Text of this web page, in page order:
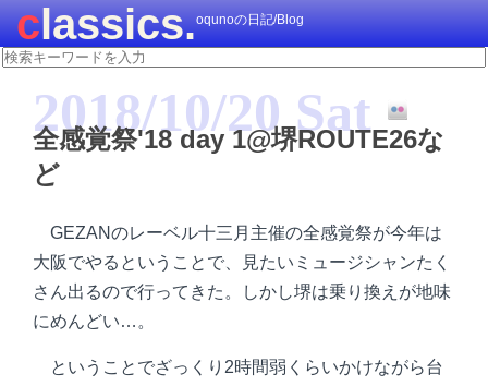
classics.oqunoの日記/Blog
2018/10/20 Sat
全感覚祭'18 day 1@堺ROUTE26な
ど
GEZANのレーベル十三月主催の全感覚祭が今年は
大阪でやるということで、見たいミュージシャンたく
さん出るので行ってきた。しかし堺は乗り換えが地味
にめんどい…。
ということでざっくり2時間弱くらいかけながら台